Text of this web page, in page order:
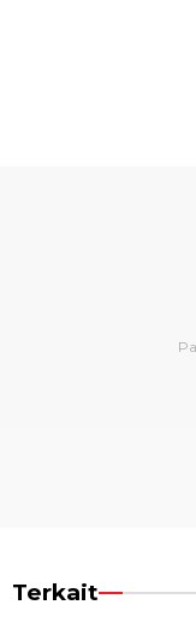
Terkait